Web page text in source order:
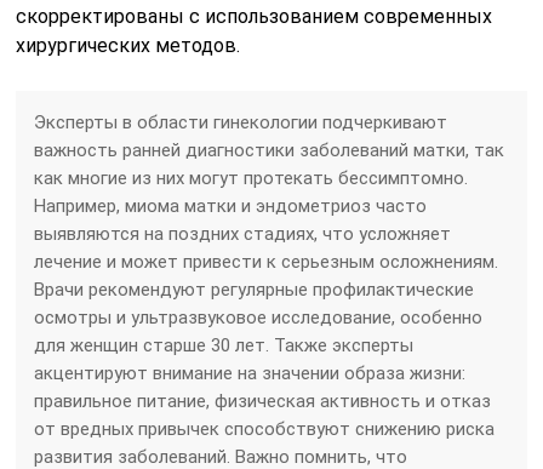
скорректированы с использованием современных
хирургических методов.
Эксперты в области гинекологии подчеркивают
важность ранней диагностики заболеваний матки, так
как многие из них могут протекать бессимптомно.
Например, миома матки и эндометриоз часто
выявляются на поздних стадиях, что усложняет
лечение и может привести к серьезным осложнениям.
Врачи рекомендуют регулярные профилактические
осмотры и ультразвуковое исследование, особенно
для женщин старше 30 лет. Также эксперты
акцентируют внимание на значении образа жизни:
правильное питание, физическая активность и отказ
от вредных привычек способствуют снижению риска
развития заболеваний. Важно помнить, что